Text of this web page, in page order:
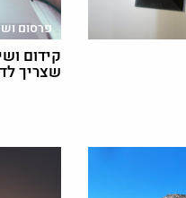
פרסום
קידום
שצריך